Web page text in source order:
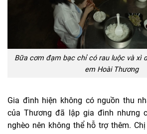
Bữa cơm đạm bạc chỉ có rau luộc và xì
em Hoài Thương
Gia đình hiện không có nguồn thu
của Thương đã lập gia đình nhưng
nghèo nên không thể hỗ trợ thêm.